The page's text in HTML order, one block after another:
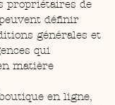
propriétaires de
définir
générales et
qui
matière
en ligne,